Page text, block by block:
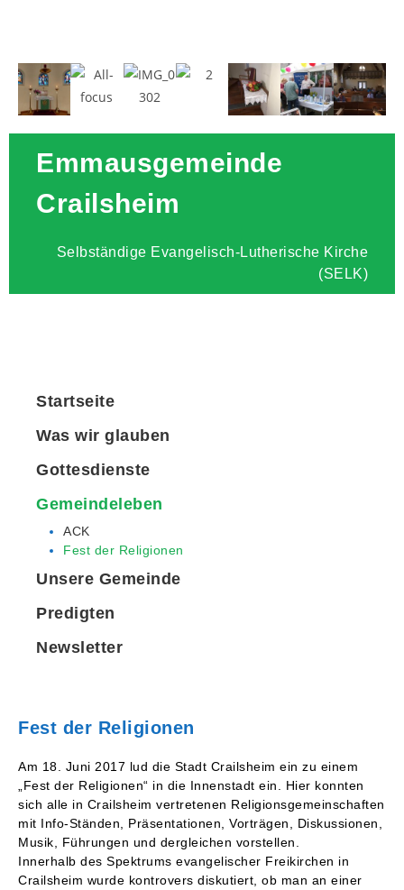
Emmausgemeinde
Crailsheim
Selbständige Evangelisch-Lutherische Kirche
(SELK)
Startseite
Was wir glauben
Gottesdienste
Gemeindeleben
ACK
Fest der Religionen
Unsere Gemeinde
Predigten
Newsletter
Fest der Religionen
Am 18. Juni 2017 lud die Stadt Crailsheim ein zu einem
„Fest der Religionen“ in die Innenstadt ein. Hier konnten
sich alle in Crailsheim vertretenen Religionsgemeinschaften
mit Info-Ständen, Präsentationen, Vorträgen, Diskussionen,
Musik, Führungen und dergleichen vorstellen.
Innerhalb des Spektrums evangelischer Freikirchen in
Crailsheim wurde kontrovers diskutiert, ob man an einer